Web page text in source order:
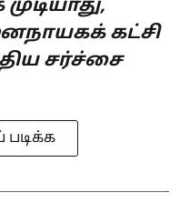
கட்சி
சர்ச்சை
படிக்க